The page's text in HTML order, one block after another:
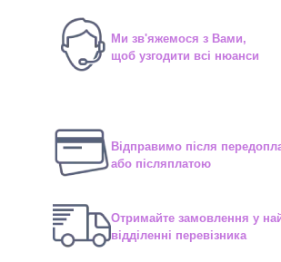
Ми зв'яжемося з Вами,
щоб узгодити всі нюанси
Відправимо після
або післяплатою
Отримайте замовлення у
відділенні перевізника